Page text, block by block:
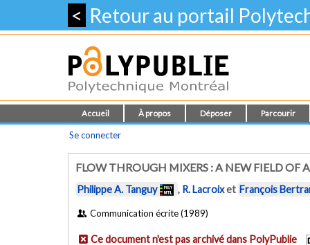
< Retour au portail
Accueil À propos Déposer Parcourir
Se connecter
FLOW THROUGH MIXERS : A NEW FIELD
Philippe A. Tanguy , R. Lacroixet François
Communication écrite (1989)
Ce document n'est pas archivé dans PolyPublie